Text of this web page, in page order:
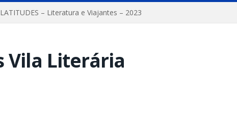
LATITUDES – Literatura e Viajantes – 2023